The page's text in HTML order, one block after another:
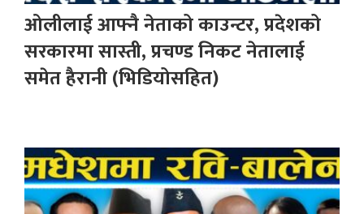
ओलीलाई आफ्नै नेताको काउन्टर, प्रदेशको
सरकारमा सास्ती, प्रचण्ड निकट नेतालाई
समेत हैरानी (भिडियोसहित)